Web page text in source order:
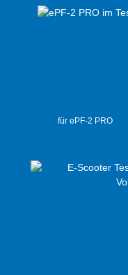
für ePF-2 PRO